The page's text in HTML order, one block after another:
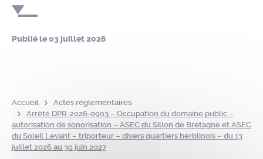
Publié le03 juillet 2026
Accueil
Actes réglementaires
Arrêté DPR-2026-0903 – Occupation du domaine public –
autorisation de sonorisation – ASEC du Sillon de Bretagne et ASEC
du Soleil Levant – triporteur – divers quartiers herblinois – du 13
juillet 2026 au 30 juin 2027